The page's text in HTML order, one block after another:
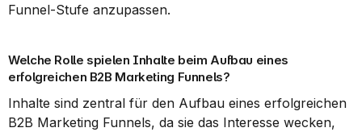
Funnel-Stufe anzupassen.
Welche Rolle spielen Inhalte beim Aufbau eines
erfolgreichen B2B Marketing Funnels?
Inhalte sind zentral für den Aufbau eines erfolgreichen
B2B Marketing Funnels, da sie das Interesse wecken,